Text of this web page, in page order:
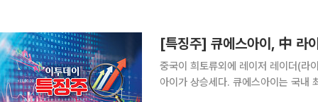
중국이 희토류외에 레이저 레이더(라
아이가 상승세다. 큐에스아이는 국내 최초 자율주행차용 라이다 센서를 개발한 이후 올 들어서는 라